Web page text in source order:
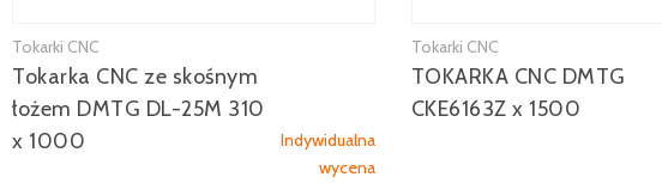
Tokarki CNC
Tokarka CNC ze skośnym
łożem DMTG DL-25M 310
x 1000
Indywidualna
wycena
Tokarki CNC
TOKARKA CNC DMTG
CKE6163Z x 1500